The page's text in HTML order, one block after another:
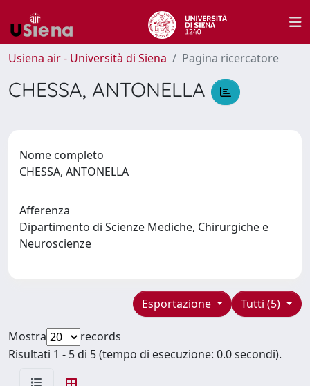
Usiena air - Università di Siena Pagina ricercatore
CHESSA, ANTONELLA
Nome completo
CHESSA, ANTONELLA
Afferenza
Dipartimento di Scienze Mediche, Chirurgiche e
Neuroscienze
Tutti (5)
Esportazione
Mostra
records
Risultati 1 - 5 di 5 (tempo di esecuzione: 0.0 secondi).